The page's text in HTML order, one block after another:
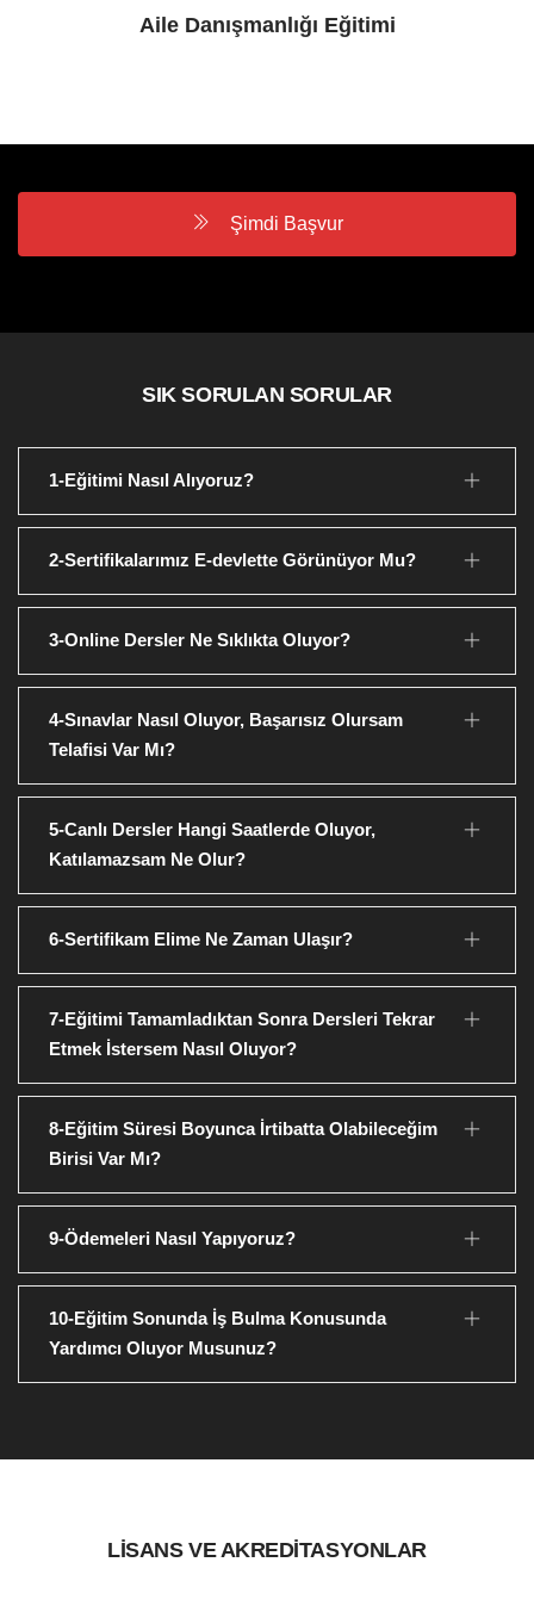
Aile Danışmanlığı Eğitimi
Şimdi Başvur
SIK SORULAN SORULAR
1-Eğitimi Nasıl Alıyoruz?
2-Sertifikalarımız E-devlette Görünüyor Mu?
3-Online Dersler Ne Sıklıkta Oluyor?
4-Sınavlar Nasıl Oluyor, Başarısız Olursam
Telafisi Var Mı?
5-Canlı Dersler Hangi Saatlerde Oluyor,
Katılamazsam Ne Olur?
6-Sertifikam Elime Ne Zaman Ulaşır?
7-Eğitimi Tamamladıktan Sonra Dersleri Tekrar
Etmek İstersem Nasıl Oluyor?
8-Eğitim Süresi Boyunca İrtibatta Olabileceğim
Birisi Var Mı?
9-Ödemeleri Nasıl Yapıyoruz?
10-Eğitim Sonunda İş Bulma Konusunda
Yardımcı Oluyor Musunuz?
LİSANS VE AKREDİTASYONLAR